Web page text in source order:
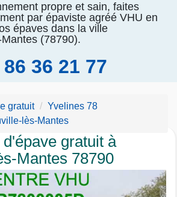
propre et sain, faites
par épaviste agréé VHU en
épaves dans la ville
(78790).
86 36 21 77
gratuit
Yvelines 78
lès-Mantes
gratuit à
Mantes 78790